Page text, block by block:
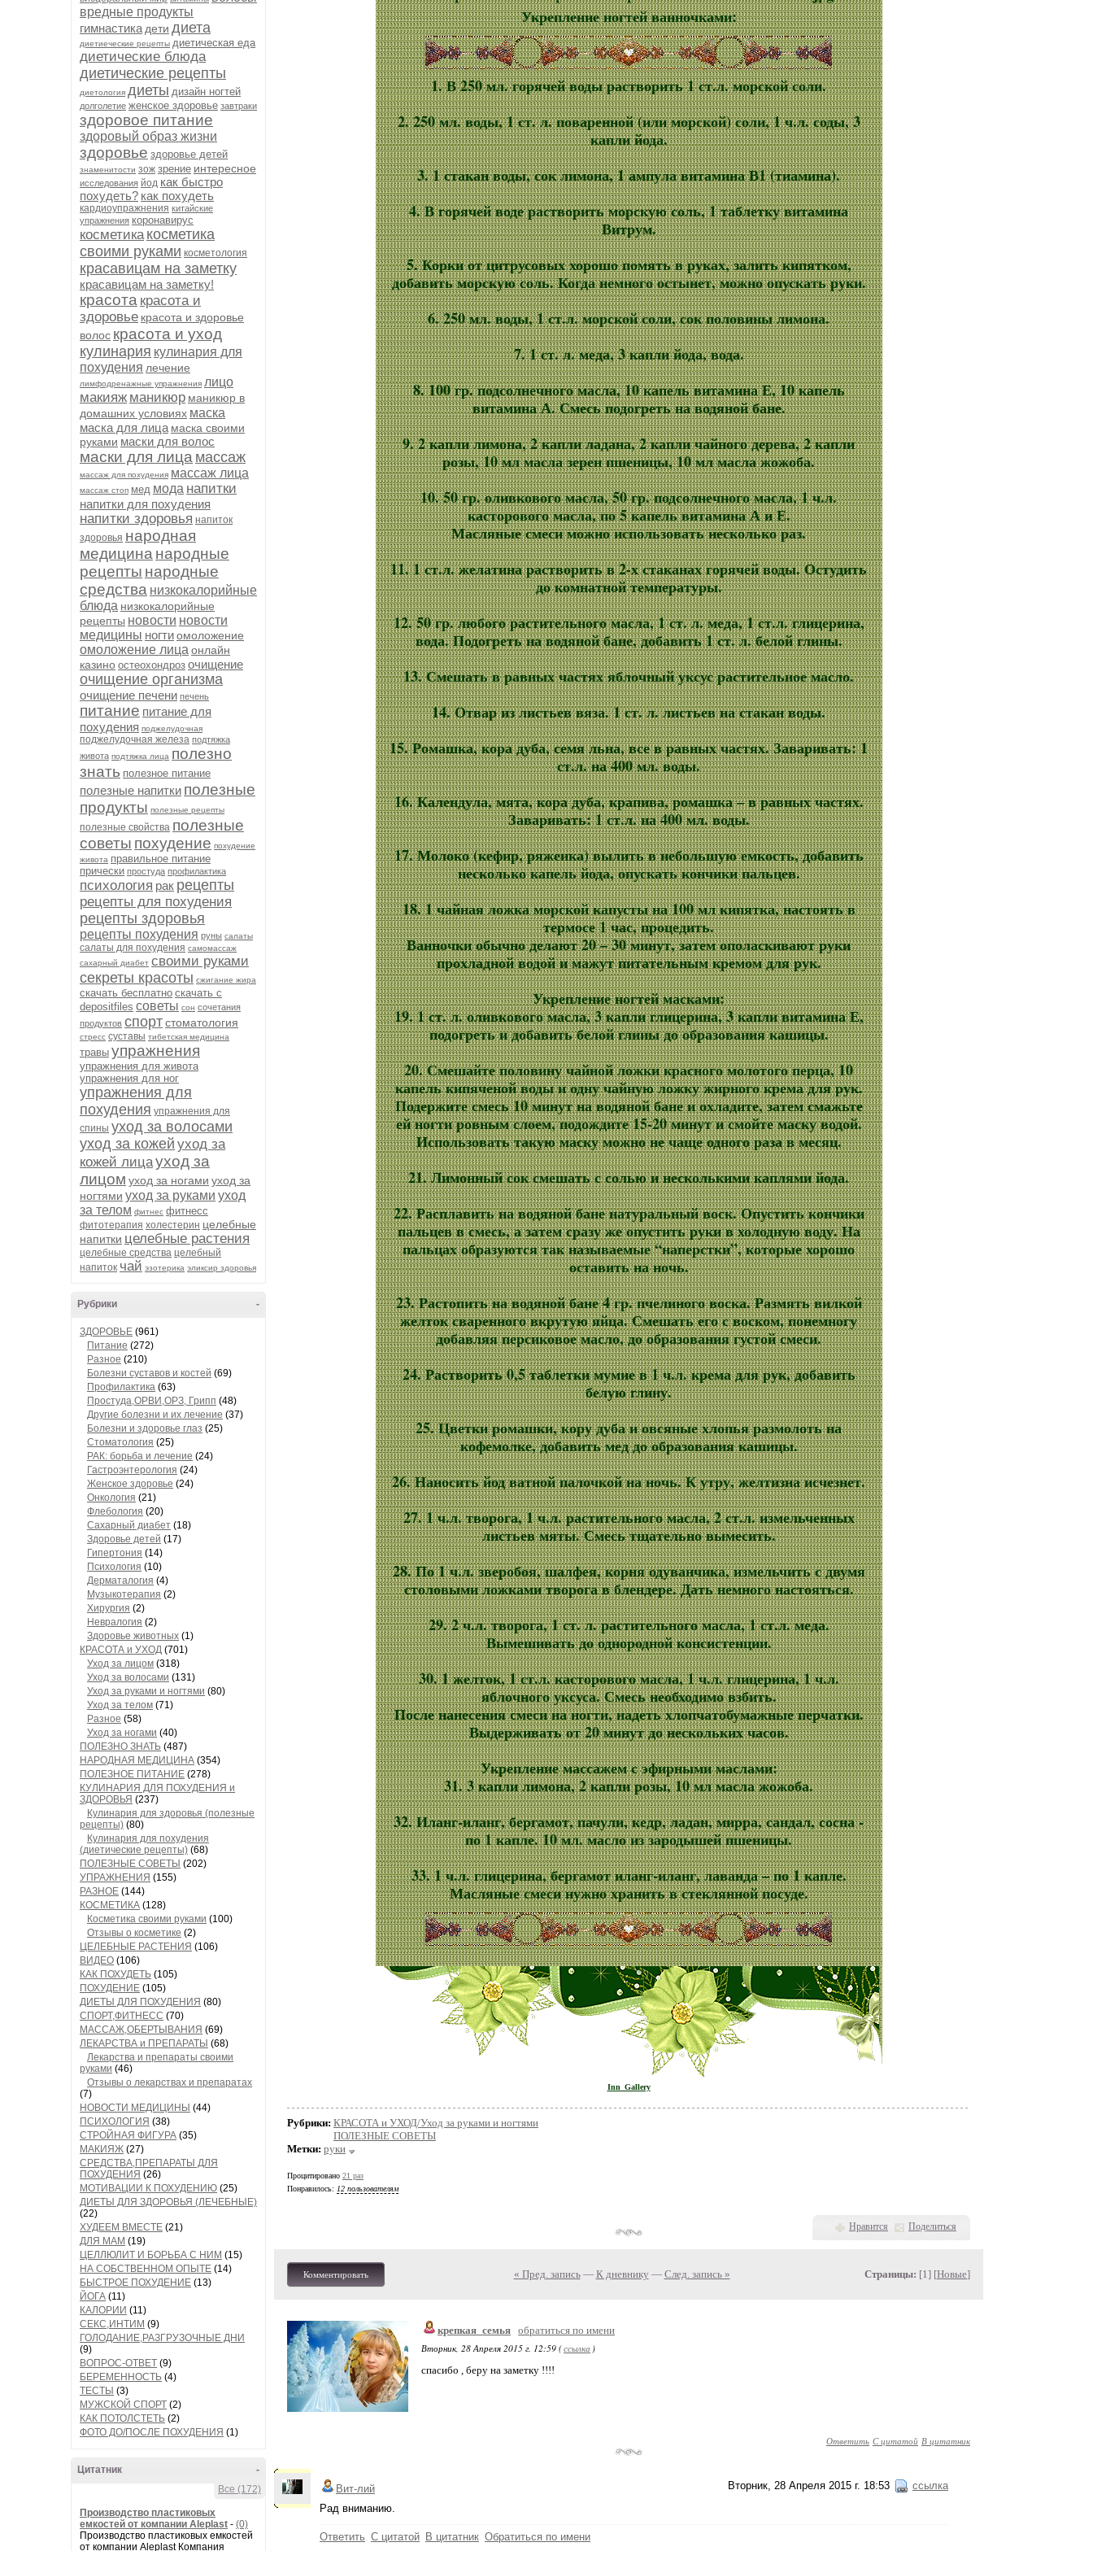
вредные продукты
гимнастика дети диета
диетиеческие рецепты диетическая еда
диетические блюда
диетические рецепты
диетология диеты дизайн ногтей
долголетие женское здоровье завтраки
здоровое питание
здоровый образ жизни
здоровье здоровье детей
знаменитости зож зрение интересное
исследования йод как быстро
похудеть? как похудеть
кардиоупражнения китайские
упражнения коронавирус
косметика косметика
своими руками косметология
красавицам на заметку
красавицам на заметку!
красота красота и
здоровье красота и здоровье
волос красота и уход
кулинария кулинария для
похудения лечение
лимфодренажные упражнения лицо
макияж маникюр маникюр в
домашних условиях маска
маска для лица маска своими
руками маски для волос
маски для лица массаж
массаж для похудения массаж лица
массаж стоп мед мода напитки
напитки для похудения
напитки здоровья напиток
здоровья народная
медицина народные
рецепты народные
средства низкокалорийные
блюда низкокалорийные
рецепты новости новости
медицины ногтиомоложение
омоложение лица онлайн
казино остеохондроз очищение
очищение организма
очищение печени печень
питание питание для
похудения поджелудочная
поджелудочная железа подтяжка
живота подтяжка лица полезно
знать полезное питание
полезные напитки полезные
продукты полезные рецепты
полезные свойства полезные
советы похудение похудение
живота правильное питание
прически простуда профилактика
психология рак рецепты
рецепты для похудения
рецепты здоровья
рецепты похудения руны салаты
салаты для похудения самомассаж
сахарный диабет своими руками
секреты красоты сжигание жира
скачать бесплатно скачать с
depositfiles советы сон сочетания
продуктов спортстоматология
стресс суставы тибетская медицина
травы упражнения
упражнения для живота
упражнения для ног
упражнения для
похудения упражнения для
спины уход за волосами
уход за кожей уход за
кожей лицауход за
лицом уход за ногами уход за
ногтями уход за руками уход
за телом фитнес фитнесс
фитотерапия холестерин целебные
напитки целебные растения
целебные средства целебный
напиток чай эзотерика эликсир здоровья
-
Рубрики
ЗДОРОВЬЕ (961)
Питание (272)
Разное (210)
Болезни суставов и костей (69)
Профилактика (63)
Простуда,ОРВИ,ОРЗ, Грипп (48)
Другие болезни и их лечение (37)
Болезни и здоровье глаз (25)
Стоматология (25)
РАК: борьба и лечение (24)
Гастроэнтерология (24)
Женское здоровье (24)
Онкология (21)
Флебология (20)
Сахарный диабет (18)
Здоровье детей (17)
Гипертония (14)
Психология (10)
Дерматалогия (4)
Музыкотерапия (2)
Хирургия (2)
Невралогия (2)
Здоровье животных (1)
КРАСОТА и УХОД (701)
Уход за лицом (318)
Уход за волосами (131)
Уход за руками и ногтями (80)
Уход за телом (71)
Разное (58)
Уход за ногами (40)
ПОЛЕЗНО ЗНАТЬ (487)
НАРОДНАЯ МЕДИЦИНА (354)
ПОЛЕЗНОЕ ПИТАНИЕ (278)
КУЛИНАРИЯ ДЛЯ ПОХУДЕНИЯ и
ЗДОРОВЬЯ (237)
Кулинария для здоровья (полезные
рецепты) (80)
Кулинария для похудения
(диетические рецепты) (68)
ПОЛЕЗНЫЕ СОВЕТЫ (202)
УПРАЖНЕНИЯ (155)
РАЗНОЕ (144)
КОСМЕТИКА (128)
Косметика своими руками (100)
Отзывы о косметике (2)
ЦЕЛЕБНЫЕ РАСТЕНИЯ (106)
ВИДЕО (106)
КАК ПОХУДЕТЬ (105)
ПОХУДЕНИЕ (105)
ДИЕТЫ ДЛЯ ПОХУДЕНИЯ (80)
СПОРТ,ФИТНЕСС (70)
МАССАЖ,ОБЕРТЫВАНИЯ (69)
ЛЕКАРСТВА и ПРЕПАРАТЫ (68)
Лекарства и препараты своими
руками (46)
Отзывы о лекарствах и препаратах
(7)
НОВОСТИ МЕДИЦИНЫ (44)
ПСИХОЛОГИЯ (38)
СТРОЙНАЯ ФИГУРА (35)
МАКИЯЖ (27)
СРЕДСТВА,ПРЕПАРАТЫ ДЛЯ
ПОХУДЕНИЯ (26)
МОТИВАЦИИ К ПОХУДЕНИЮ (25)
ДИЕТЫ ДЛЯ ЗДОРОВЬЯ (ЛЕЧЕБНЫЕ)
(22)
ХУДЕЕМ ВМЕСТЕ (21)
ДЛЯ МАМ (19)
ЦЕЛЛЮЛИТ И БОРЬБА С НИМ (15)
НА СОБСТВЕННОМ ОПЫТЕ (14)
БЫСТРОЕ ПОХУДЕНИЕ (13)
ЙОГА (11)
КАЛОРИИ (11)
СЕКС,ИНТИМ (9)
ГОЛОДАНИЕ,РАЗГРУЗОЧНЫЕ ДНИ
(9)
ВОПРОС-ОТВЕТ (9)
БЕРЕМЕННОСТЬ (4)
ТЕСТЫ (3)
МУЖСКОЙ СПОРТ (2)
КАК ПОТОЛСТЕТЬ (2)
ФОТО ДО/ПОСЛЕ ПОХУДЕНИЯ (1)
-
Цитатник
Все (172)
Производство пластиковых
емкостей от компании Aleplast - (0)
Производство пластиковых емкостей
от компании Aleplast Компания
Укрепление ногтей ванночками:
1. В 250 мл. горячей воды растворить 1 ст.л. морской соли.
2. 250 мл. воды, 1 ст. л. поваренной (или морской) соли, 1 ч.л. соды, 3
капли йода.
3. 1 стакан воды, сок лимона, 1 ампула витамина В1 (тиамина).
4. В горячей воде растворить морскую соль, 1 таблетку витамина
Витрум.
5. Корки от цитрусовых хорошо помять в руках, залить кипятком,
добавить морскую соль. Когда немного остынет, можно опускать руки.
6. 250 мл. воды, 1 ст.л. морской соли, сок половины лимона.
7. 1 ст. л. меда, 3 капли йода, вода.
8. 100 гр. подсолнечного масла, 10 капель витамина Е, 10 капель
витамина А. Смесь подогреть на водяной бане.
9. 2 капли лимона, 2 капли ладана, 2 капли чайного дерева, 2 капли
розы, 10 мл масла зерен пшеницы, 10 мл масла жожоба.
10. 50 гр. оливкового масла, 50 гр. подсолнечного масла, 1 ч.л.
касторового масла, по 5 капель витамина А и Е.
Масляные смеси можно использовать несколько раз.
11. 1 ст.л. желатина растворить в 2-х стаканах горячей воды. Остудить
до комнатной температуры.
12. 50 гр. любого растительного масла, 1 ст. л. меда, 1 ст.л. глицерина,
вода. Подогреть на водяной бане, добавить 1 ст. л. белой глины.
13. Смешать в равных частях яблочный уксус растительное масло.
14. Отвар из листьев вяза. 1 ст. л. листьев на стакан воды.
15. Ромашка, кора дуба, семя льна, все в равных частях. Заваривать: 1
ст.л. на 400 мл. воды.
16. Календула, мята, кора дуба, крапива, ромашка – в равных частях.
Заваривать: 1 ст.л. на 400 мл. воды.
17. Молоко (кефир, ряженка) вылить в небольшую емкость, добавить
несколько капель йода, опускать кончики пальцев.
18. 1 чайная ложка морской капусты на 100 мл кипятка, настоять в
термосе 1 час, процедить.
Ванночки обычно делают 20 – 30 минут, затем ополаскивают руки
прохладной водой и мажут питательным кремом для рук.
Укрепление ногтей масками:
19. 1 ст. л. оливкового масла, 3 капли глицерина, 3 капли витамина Е,
подогреть и добавить белой глины до образования кашицы.
20. Смешайте половину чайной ложки красного молотого перца, 10
капель кипяченой воды и одну чайную ложку жирного крема для рук.
Подержите смесь 10 минут на водяной бане и охладите, затем смажьте
ей ногти ровным слоем, подождите 15-20 минут и смойте маску водой.
Использовать такую маску можно не чаще одного раза в месяц.
21. Лимонный сок смешать с солью и несколькими каплями йода.
22. Расплавить на водяной бане натуральный воск. Опустить кончики
пальцев в смесь, а затем сразу же опустить руки в холодную воду. На
пальцах образуются так называемые “наперстки”, которые хорошо
оставить на ночь.
23. Растопить на водяной бане 4 гр. пчелиного воска. Размять вилкой
желток сваренного вкрутую яйца. Смешать его с воском, понемногу
добавляя персиковое масло, до образования густой смеси.
24. Растворить 0,5 таблетки мумие в 1 ч.л. крема для рук, добавить
белую глину.
25. Цветки ромашки, кору дуба и овсяные хлопья размолоть на
кофемолке, добавить мед до образования кашицы.
26. Наносить йод ватной палочкой на ночь. К утру, желтизна исчезнет.
27. 1 ч.л. творога, 1 ч.л. растительного масла, 2 ст.л. измельченных
листьев мяты. Смесь тщательно вымесить.
28. По 1 ч.л. зверобоя, шалфея, корня одуванчика, измельчить с двумя
столовыми ложками творога в блендере. Дать немного настояться.
29. 2 ч.л. творога, 1 ст. л. растительного масла, 1 ст.л. меда.
Вымешивать до однородной консистенции.
30. 1 желток, 1 ст.л. касторового масла, 1 ч.л. глицерина, 1 ч.л.
яблочного уксуса. Смесь необходимо взбить.
После нанесения смеси на ногти, надеть хлопчатобумажные перчатки.
Выдерживать от 20 минут до нескольких часов.
Укрепление массажем с эфирными маслами:
31. 3 капли лимона, 2 капли розы, 10 мл масла жожоба.
32. Иланг-иланг, бергамот, пачули, кедр, ладан, мирра, сандал, сосна -
по 1 капле. 10 мл. масло из зародышей пшеницы.
33. 1 ч.л. глицерина, бергамот иланг-иланг, лаванда – по 1 капле.
Масляные смеси нужно хранить в стеклянной посуде.
Inn_Gallery
Рубрики: КРАСОТА и УХОД/Уход за руками и ногтями
ПОЛЕЗНЫЕ СОВЕТЫ
Метки: руки
Процитировано 21 раз
Понравилось: 12 пользователям
Нравится Поделиться
Комментировать « Пред. запись— К дневнику — След. запись » Страницы: [1] [Новые]
крепкая_семья обратиться по имени
Вторник, 28 Апреля 2015 г. 12:59 (ссылка )
спасибо , беру на заметку !!!!
Ответить С цитатой В цитатник
Вторник, 28 Апреля 2015 г. 18:53 ссылка
Вит-лий
Рад вниманию.
Ответить С цитатой В цитатник Обратиться по имени